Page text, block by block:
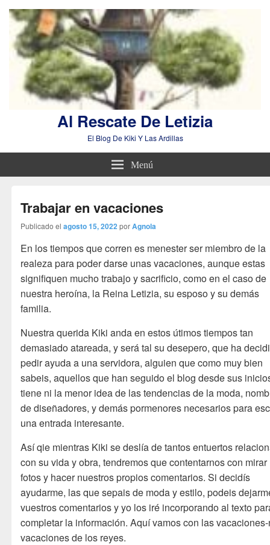
Al Rescate De Letizia
El Blog De Kiki Y Las Ardillas
Menú
Trabajar en vacaciones
Publicado el agosto 15, 2022porAgnola
En los tiempos que corren es menester ser miembro de la
realeza para poder darse unas vacaciones, aunque estas
signifiquen mucho trabajo y sacrificio, como en el caso de
nuestra heroína, la Reina Letizia, su esposo y su demás
familia.
Nuestra querida Kiki anda en estos útimos tiempos tan
demasiado atareada, y será tal su desepero, que ha
pedir ayuda a una servidora, alguien que como muy bien
sabeis, aquellos que han seguido el blog desde sus
tiene ni la menor idea de las tendencias de la moda,
de diseñadores, y demás pormenores necesarios para
una entrada interesante.
Así qie mientras Kiki se deslía de tantos entuertos
con su vida y obra, tendremos que contentarnos con mirar
fotos y hacer nuestros propios comentarios. Si decidís
ayudarme, las que sepais de moda y estilo, podeis
vuestros comentarios y yo los iré incorporando al texto
completar la información. Aquí vamos con las
vacaciones de los reyes.